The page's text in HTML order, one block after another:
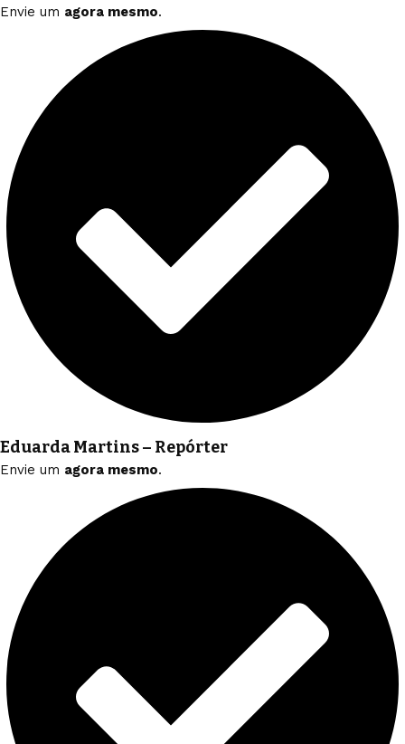
Envie um agora mesmo.
Eduarda Martins – Repórter
Envie um agora mesmo.